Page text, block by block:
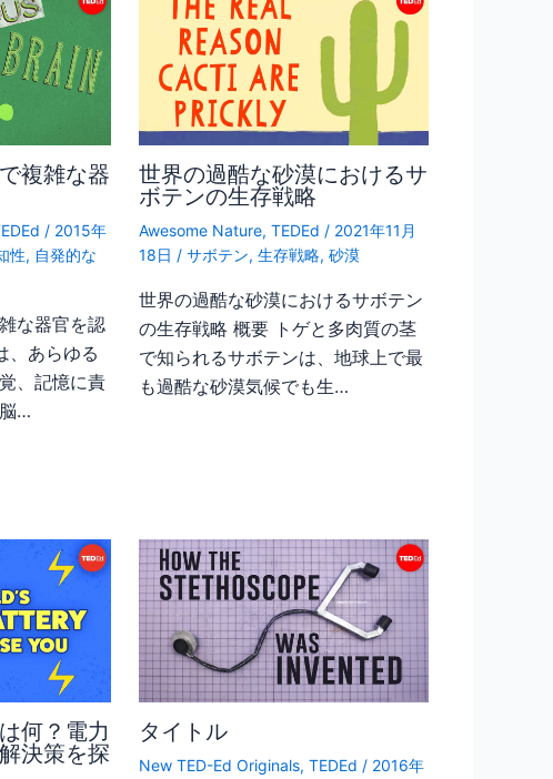
複雑な器
/ 2015年
性, 自発的な
な器官を認
、あらゆる
、記憶に責
…
世界の過酷な砂漠におけるサ
ボテンの生存戦略
Awesome Nature, TEDEd / 2021年11月
18日 / サボテン, 生存戦略, 砂漠
世界の過酷な砂漠におけるサボテン
の生存戦略 概要 トゲと多肉質の茎
で知られるサボテンは、地球上で最
も過酷な砂漠気候でも生…
何？電力
決策を探
タイトル
New TED-Ed Originals, TEDEd / 2016年